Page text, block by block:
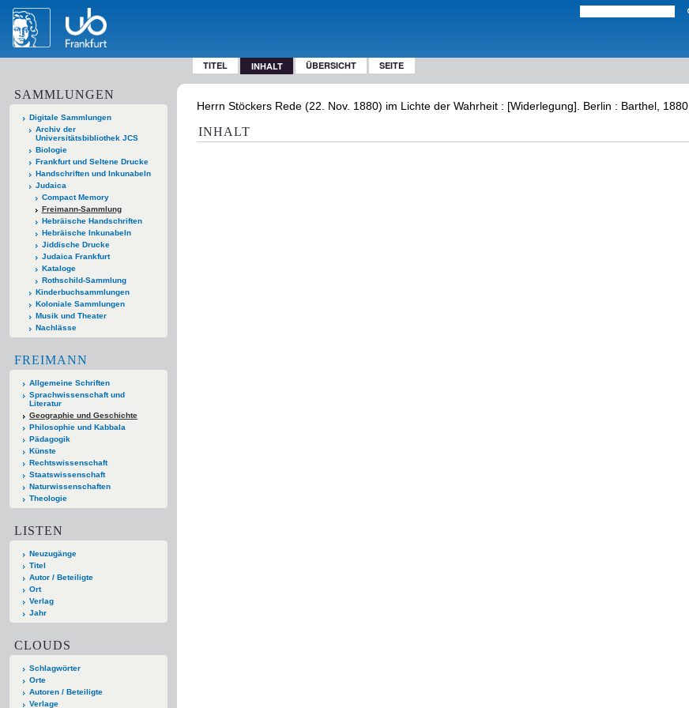
TITEL INHALT ÜBERSICHT SEITE
SAMMLUNGEN
Digitale Sammlungen
Archiv der
Universitätsbibliothek JCS
Biologie
Frankfurt und Seltene Drucke
Handschriften und Inkunabeln
Judaica
Compact Memory
Freimann-Sammlung
Hebräische Handschriften
Hebräische Inkunabeln
Jiddische Drucke
Judaica Frankfurt
Kataloge
Rothschild-Sammlung
Kinderbuchsammlungen
Koloniale Sammlungen
Musik und Theater
Nachlässe
FREIMANN
Allgemeine Schriften
Sprachwissenschaft und
Literatur
Geographie und Geschichte
Philosophie und Kabbala
Pädagogik
Künste
Rechtswissenschaft
Staatswissenschaft
Naturwissenschaften
Theologie
LISTEN
Neuzugänge
Titel
Autor / Beteiligte
Ort
Verlag
Jahr
CLOUDS
Schlagwörter
Orte
Autoren / Beteiligte
Verlage
Herrn Stöckers Rede (22. Nov. 1880) im Lichte der Wahrheit : [Widerlegung]. Berlin : Barthel, 1880
INHALT